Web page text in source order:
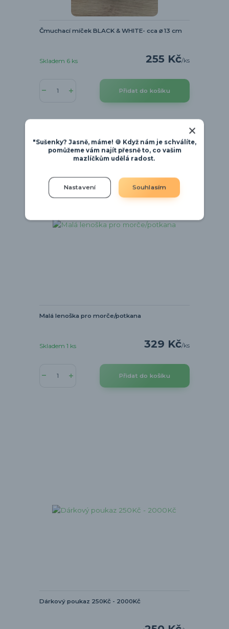
Čmuchací míček BLACK & WHITE- cca ⌀ 13 cm
255 Kč/ks
Skladem 6 ks
Přidat do košíku
Malá lenoška pro morče/potkana
329 Kč/ks
Skladem 1 ks
Přidat do košíku
Dárkový poukaz 250Kč - 2000Kč
"Sušenky? Jasně, máme! 🍪 Když nám je schválíte,
pomůžeme vám najít přesně to, co vašim
mazlíčkům udělá radost.
Nastavení Souhlasím